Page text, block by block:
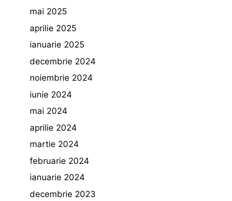
mai 2025
aprilie 2025
ianuarie 2025
decembrie 2024
noiembrie 2024
iunie 2024
mai 2024
aprilie 2024
martie 2024
februarie 2024
ianuarie 2024
decembrie 2023